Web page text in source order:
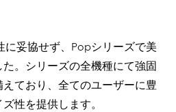
妥協せず、Popシリーズで美
。シリーズの全機種にて強固
ており、全てのユーザーに豊
性を提供します。